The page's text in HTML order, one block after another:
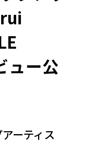
ュー公
ーティス